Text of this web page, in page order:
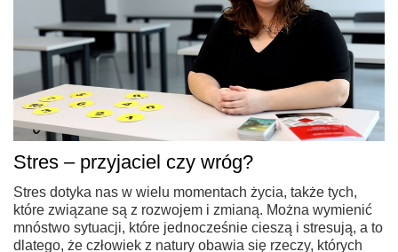
Stres – przyjaciel czy wróg?
Stres dotyka nas w wielu momentach życia, także tych,
które związane są z rozwojem i zmianą. Można wymienić
mnóstwo sytuacji, które jednocześnie cieszą i stresują, a to
dlatego, że człowiek z natury obawia się rzeczy, których